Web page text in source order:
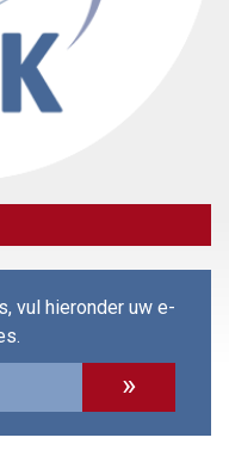
vul hieronder uw e-